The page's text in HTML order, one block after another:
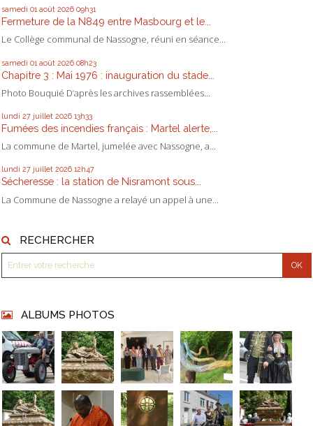
samedi 01 août 2026 09h31
Fermeture de la N849 entre Masbourg et le...
Le Collège communal de Nassogne, réuni en séance...
samedi 01 août 2026 08h23
Chapitre 3 : Mai 1976 : inauguration du stade...
Photo Bouquié D’après les archives rassemblées...
lundi 27 juillet 2026 13h33
Fumées des incendies français : Martel alerte,...
La commune de Martel, jumelée avec Nassogne, a...
lundi 27 juillet 2026 12h47
Sécheresse : la station de Nisramont sous...
La Commune de Nassogne a relayé un appel à une...
RECHERCHER
ALBUMS PHOTOS